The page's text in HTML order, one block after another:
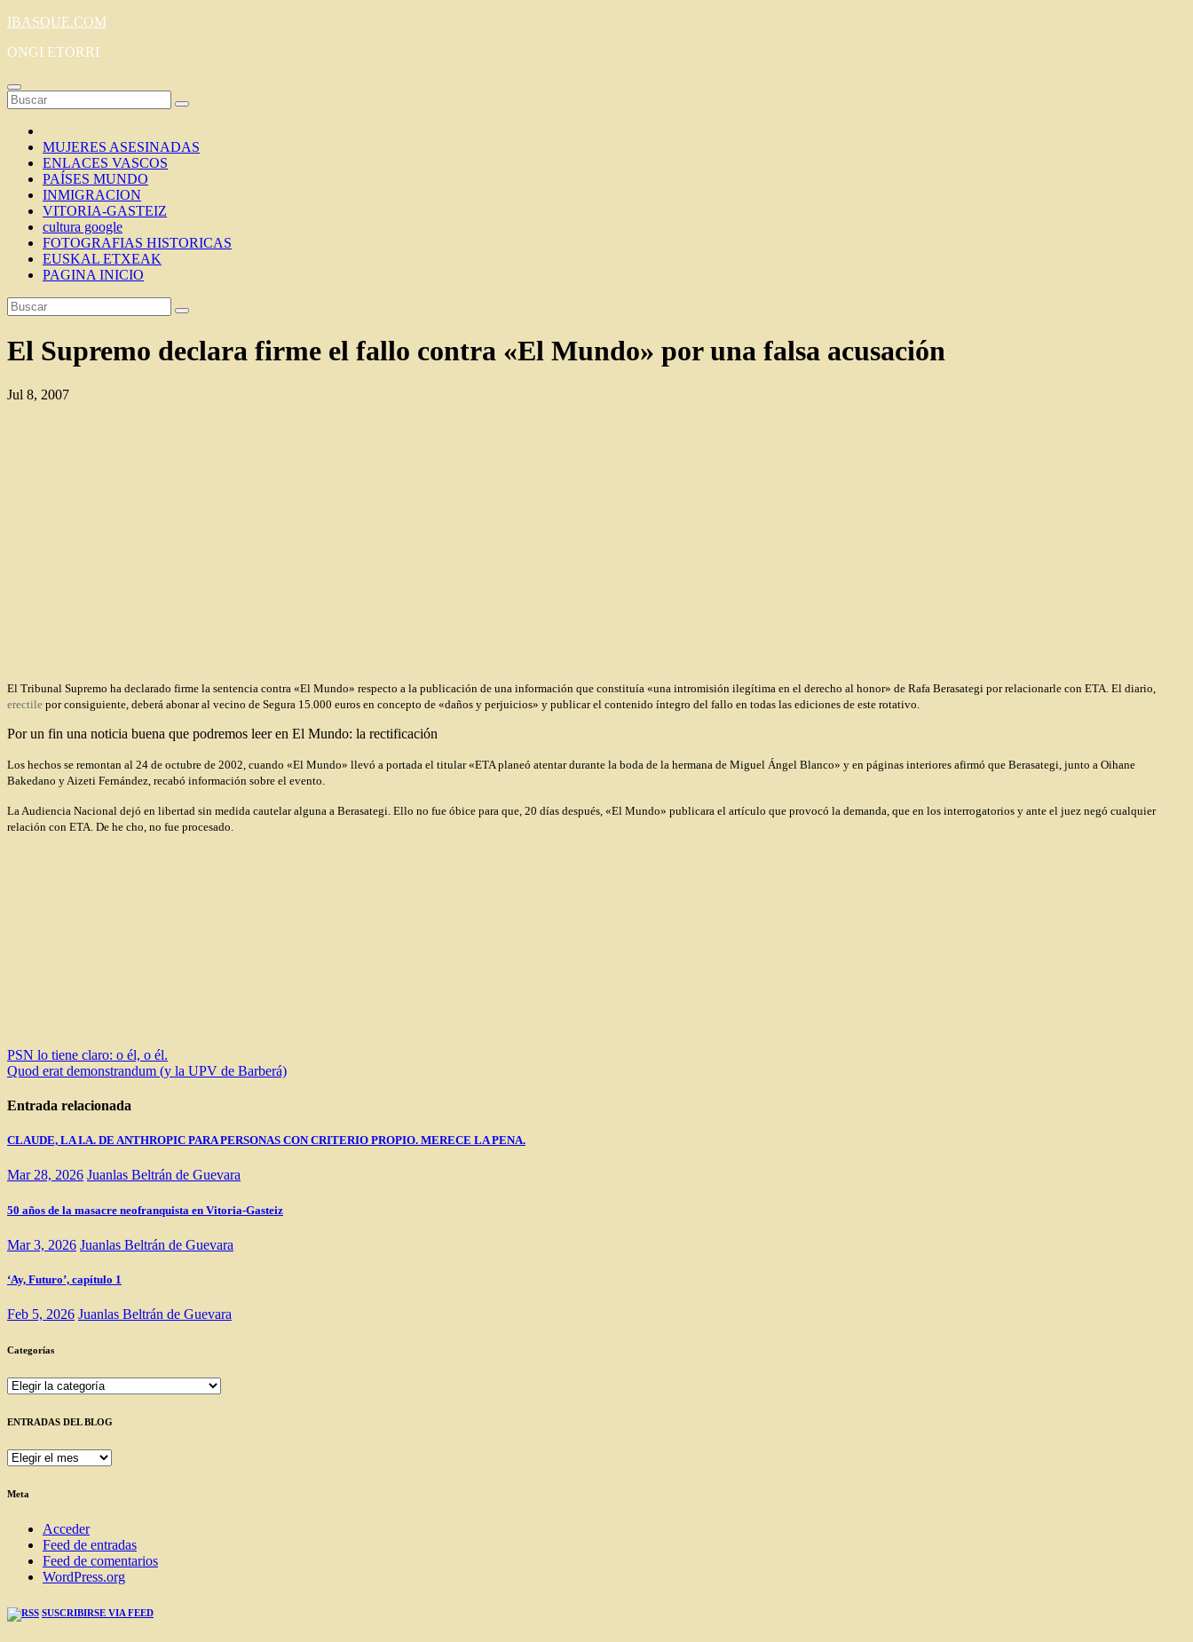
Saltar
contenido
IBASQUE.COM
ONGI ETORRI
MUJERES ASESINADAS
ENLACES VASCOS
PAÍSES MUNDO
INMIGRACION
VITORIA-GASTEIZ
cultura google
FOTOGRAFIAS HISTORICAS
EUSKAL ETXEAK
PAGINA INICIO
El Supremo declara firme el fallo contra «El Mundo» por una falsa acusación
Jul 8, 2007
El Tribunal Supremo ha declarado firme la sentencia contra «El Mundo» respecto a la publicación de una información que constituía «una intromisión ilegítima en el derecho al honor» de Rafa Berasategi por relacionarle con ETA. El diario,
erectile por consiguiente, deberá abonar al vecino de Segura 15.000 euros en concepto de «daños y perjuicios» y publicar el contenido íntegro del fallo en todas las ediciones de este rotativo.
Por un fin una noticia buena que podremos leer en El Mundo: la rectificación
Los hechos se remontan al 24 de octubre de 2002, cuando «El Mundo» llevó a portada el titular «ETA planeó atentar durante la boda de la hermana de Miguel Ángel Blanco» y en páginas interiores afirmó que Berasategi, junto a Oihane
Bakedano y Aizeti Fernández, recabó información sobre el evento.
La Audiencia Nacional dejó en libertad sin medida cautelar alguna a Berasategi. Ello no fue óbice para que, 20 días después, «El Mundo» publicara el artículo que provocó la demanda, que en los interrogatorios y ante el juez negó cualquier
relación con ETA. De he cho, no fue procesado.
Navegación
de
entradas
PSN lo tiene claro: o él, o él.
Quod erat demonstrandum (y la UPV de Barberá)
Entrada relacionada
CLAUDE, LA I.A. DE ANTHROPIC PARA PERSONAS CON CRITERIO PROPIO. MERECE LA PENA.
Mar 28, 2026 Juanlas Beltrán de Guevara
50 años de la masacre neofranquista en Vitoria-Gasteiz
Mar 3, 2026 Juanlas Beltrán de Guevara
‘Ay, Futuro’, capítulo 1
Feb 5, 2026 Juanlas Beltrán de Guevara
Categorías
Categorías
ENTRADAS DEL BLOG
ENTRADAS
BLOG
Meta
Acceder
Feed de entradas
Feed de comentarios
WordPress.org
SUSCRIBIRSE VIA FEED